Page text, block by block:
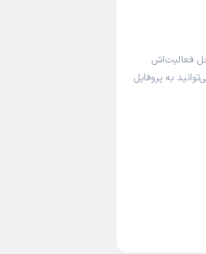
فعالیت‌اش
به پروفایل